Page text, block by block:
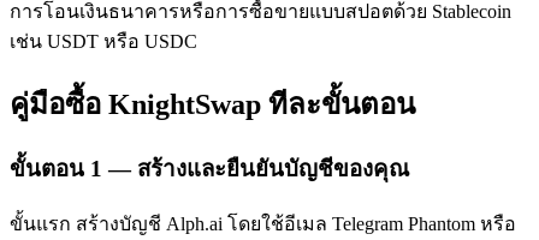
เรียนรู้เกี่ยวกับการสร้างรายได้แบบพาสซีฟ
การโอนเงินธนาคารหรือการซื้อขายแบบสปอตด้วย Stablecoin
เช่น USDT หรือ USDC
คู่มือซื้อ KnightSwap ทีละขั้นตอน
ขั้นตอน 1 — สร้างและยืนยันบัญชีของคุณ
ขั้นแรก สร้างบัญชี Alph.ai โดยใช้อีเมล Telegram Phantom หรือ